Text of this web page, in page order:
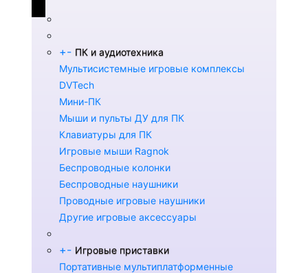
+- ПК и аудиотехника
Мультисистемные игровые комплексы
DVTech
Мини-ПК
Мыши и пульты ДУ для ПК
Клавиатуры для ПК
Игровые мыши Ragnok
Беспроводные колонки
Беспроводные наушники
Проводные игровые наушники
Другие игровые аксессуары
+- Игровые приставки
Портативные мультиплатформенные